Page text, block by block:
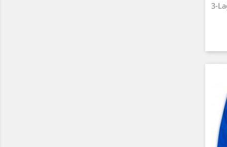
3-